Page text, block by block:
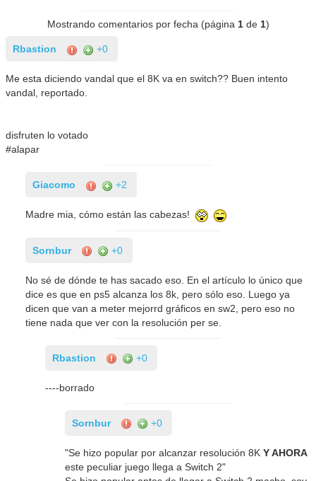
Mostrando comentarios por fecha (página 1de 1)
Rbastion +0
Me esta diciendo vandal que el 8K va en switch?? Buen intento
vandal, reportado.
disfruten lo votado
#alapar
Giacomo +2
Madre mia, cómo están las cabezas!
Sornbur +0
No sé de dónde te has sacado eso. En el artículo lo único que
dice es que en ps5 alcanza los 8k, pero sólo eso. Luego ya
dicen que van a meter mejorrd gráficos en sw2, pero eso no
tiene nada que ver con la resolución per se.
Rbastion +0
----borrado
Sornbur +0
"Se hizo popular por alcanzar resolución 8KY AHORA
este peculiar juego llega a Switch 2"